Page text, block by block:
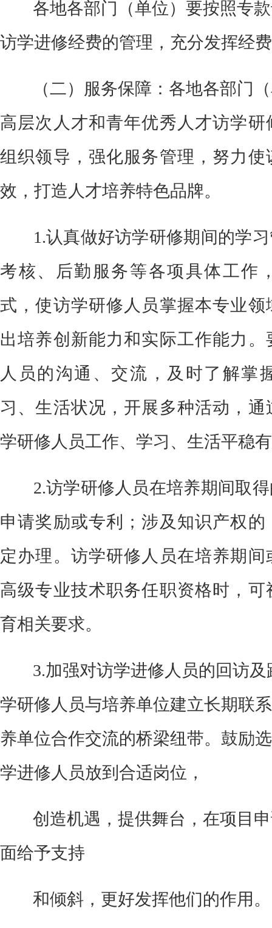
各地各部门（单位）要按照专
访学进修经费的管理，充分发挥经
（二）服务保障： 各地各部门
高层次人才和青年优秀人才访学
组织领导，强化服务管理，努力使
效，打造人才培养特色品牌。
1 .认真做好访学研修期间的学
考核、后勤服务等各项具体工作
式，使访学研修人员掌握本专业
出培养创新能力和实际工作能力
人员的沟通、交流，及时了解掌
习、生活状况，开展多种活动，
学研修人员工作、学习、生活平稳
2.访学研修人员在培养期间取
申请奖励或专利；涉及知识产权
定办理。访学研修人员在培养期
高级专业技术职务任职资格时，
育相关要求。
3.加强对访学进修人员的回访
学研修人员与培养单位建立长期联
养单位合作交流的桥梁纽带。鼓励
学进修人员放到合适岗位，
创造机遇，提供舞台，在项目
面给予支持
和倾斜，更好发挥他们的作用。